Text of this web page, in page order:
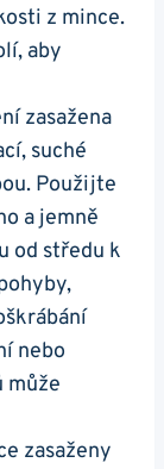
z ⁣mince.
aby
⁤zasažena
suché
Použijte
a jemně‍
od středu k
nebo
může
zasaženy